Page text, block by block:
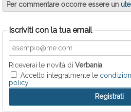
Per commentare occorre essere un
Iscriviti con la tua email
Riceverai le novità di Verbania
Accetto integralmente le
policy